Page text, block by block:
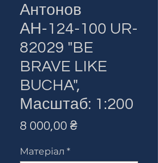
Антонов
АН-124-100 UR-
82029 "BE
BRAVE LIKE
BUCHA",
Масштаб: 1:200
8 000,00 ₴Ціна
Матеріал *